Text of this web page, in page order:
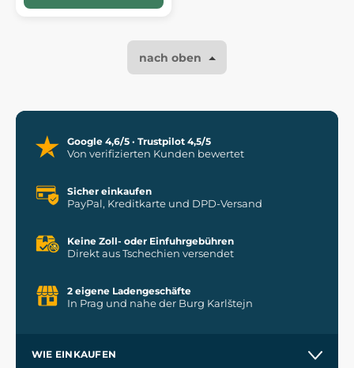
nach oben
Google 4,6/5 · Trustpilot 4,5/5
Von verifizierten Kunden bewertet
Sicher einkaufen
PayPal, Kreditkarte und DPD-Versand
Keine Zoll- oder Einfuhrgebühren
Direkt aus Tschechien versendet
2 eigene Ladengeschäfte
In Prag und nahe der Burg Karlštejn
WIE EINKAUFEN